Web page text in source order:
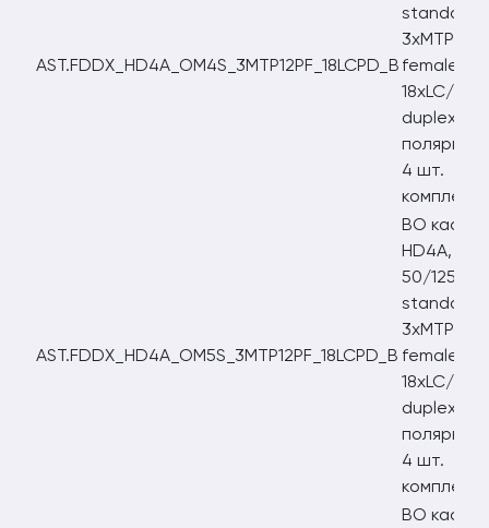
AST.FDDX_HD4A_OM4S_3MTP12PF_18LCPD_B
standart,
3xMTP12/
female,
18xLC/PC
duplex,
4 шт.
комплект
AST.FDDX_HD4A_OM5S_3MTP12PF_18LCPD_B
ВО
HD4A,
50/125
standart,
3xMTP12/
female,
18xLC/PC
duplex,
4 шт.
комплект
ВО